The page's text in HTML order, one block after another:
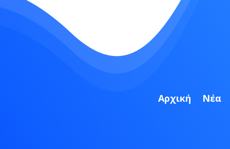
Αρχική Νέα